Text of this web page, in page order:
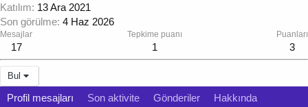
Katılım 13 Ara 2021
Son görülme 4 Haz 2026
Mesajlar
17
Tepkime puanı
1
Puanları
3
Bul
Profil mesajları Son aktivite Gönderiler Hakkında